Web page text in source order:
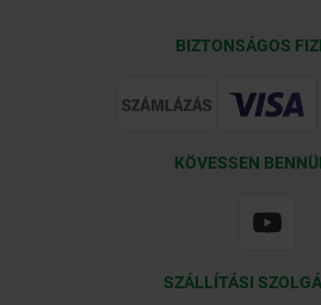
BIZTONSÁGOS
KÖVESSEN
SZÁLLÍTÁSI